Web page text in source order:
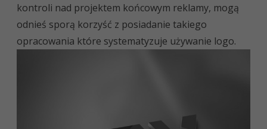
kontroli nad projektem końcowym reklamy, mogą
odnieś sporą korzyść z posiadanie takiego
opracowania które systematyzuje używanie logo.